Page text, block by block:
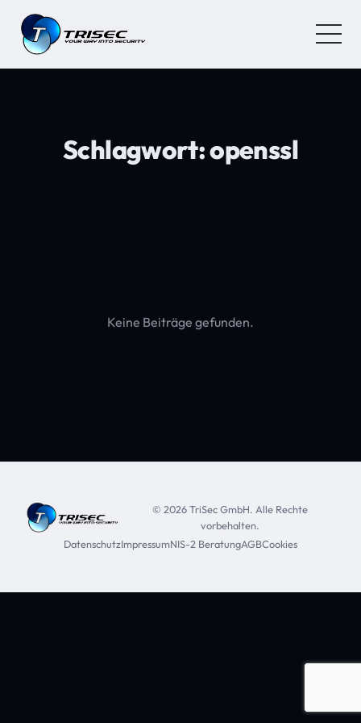
Schlagwort:openssl
Keine Beiträge gefunden.
© 2026 TriSec GmbH. Alle Rechte
vorbehalten.
DatenschutzImpressumNIS-2 BeratungAGBCookies